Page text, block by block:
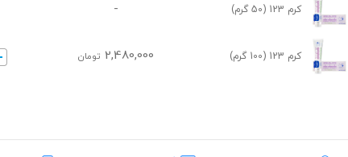
کرم 123 (50 گرم) -
کرم 123 (100 گرم) 2,480,000 تومان